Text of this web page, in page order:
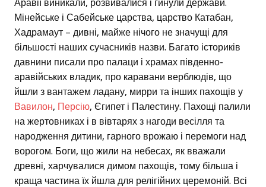
Аравії виникали, розвивалися і гинули держави.
Мінейське і Сабейське царства, царство Катабан,
Хадрамаут – дивні, майже нічого не значущі для
більшості наших сучасників назви. Багато істориків
давнини писали про палаци і храмах південно-
аравійських владик, про каравани верблюдів, що
йшли з вантажем ладану, мирри та інших пахощів у
Вавилон, Персію, Єгипет і Палестину. Пахощі палили
на жертовниках і в вівтарях з нагоди весілля та
народження дитини, гарного врожаю і перемоги над
ворогом. Боги, що жили на небесах, як вважали
древні, харчувалися димом пахощів, тому більша і
краща частина їх йшла для релігійних церемоній. Всі